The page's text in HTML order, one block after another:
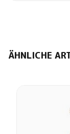
ÄHNLICHE